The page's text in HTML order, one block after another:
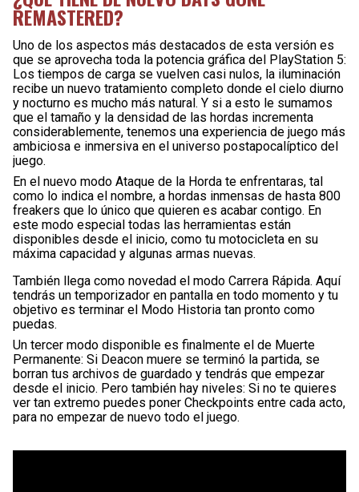
REMASTERED?
Uno de los aspectos más destacados de esta versión es
que se aprovecha toda la potencia gráfica del PlayStation 5:
Los tiempos de carga se vuelven casi nulos, la iluminación
recibe un nuevo tratamiento completo donde el cielo diurno
y nocturno es mucho más natural. Y si a esto le sumamos
que el tamaño y la densidad de las hordas incrementa
considerablemente, tenemos una experiencia de juego más
ambiciosa e inmersiva en el universo postapocalíptico del
juego.
En el nuevo modo Ataque de la Horda te enfrentaras, tal
como lo indica el nombre, a hordas inmensas de hasta 800
freakers que lo único que quieren es acabar contigo. En
este modo especial todas las herramientas están
disponibles desde el inicio, como tu motocicleta en su
máxima capacidad y algunas armas nuevas.
También llega como novedad el modo Carrera Rápida. Aquí
tendrás un temporizador en pantalla en todo momento y tu
objetivo es terminar el Modo Historia tan pronto como
puedas.
Un tercer modo disponible es finalmente el de Muerte
Permanente: Si Deacon muere se terminó la partida, se
borran tus archivos de guardado y tendrás que empezar
desde el inicio. Pero también hay niveles: Si no te quieres
ver tan extremo puedes poner Checkpoints entre cada acto,
para no empezar de nuevo todo el juego.